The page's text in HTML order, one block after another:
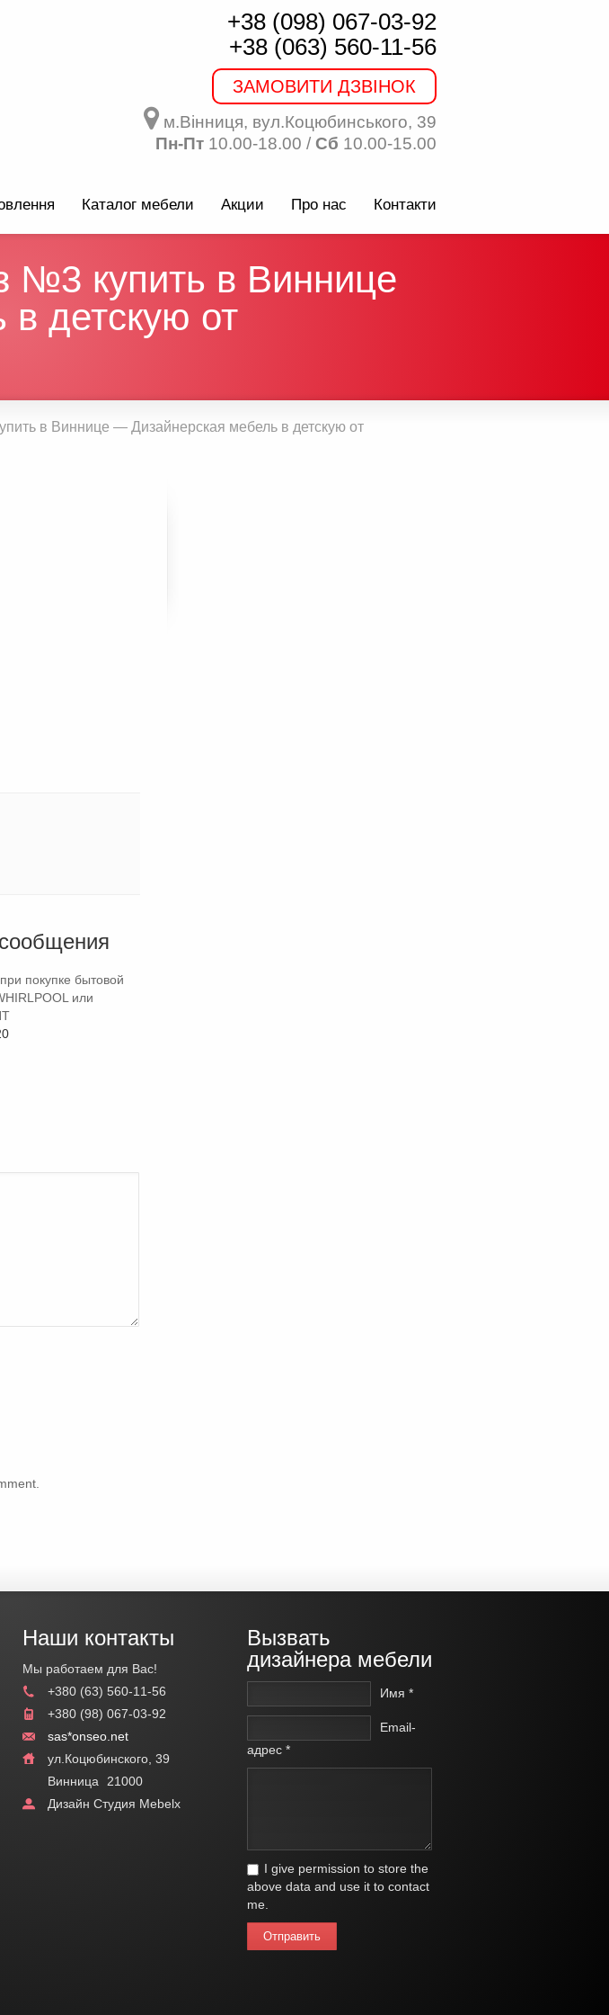
+38 (098) 067-03-92
+38 (063) 560-11-56
ЗАМОВИТИ ДЗВІНОК
м.Вінниця, вул.Коцюбинського, 39
Пн-Пт 10.00-18.00 / Сб 10.00-15.00
Каталог мебели Акции Про нас Контакти
№3 купить в Виннице
детскую от
в Виннице — Дизайнерская мебель в детскую от
покупке бытовой
или
Наши контакты
Мы работаем для Вас!
+380 (63) 560-11-56
+380 (98) 067-03-92
sas*onseo.net
ул.Коцюбинского, 39
Винница
21000
Дизайн Студия Mebelx
Вызвать
дизайнера мебели
Имя *
Email-
адрес *
I give permission to store the
above data and use it to contact
me.
Отправить